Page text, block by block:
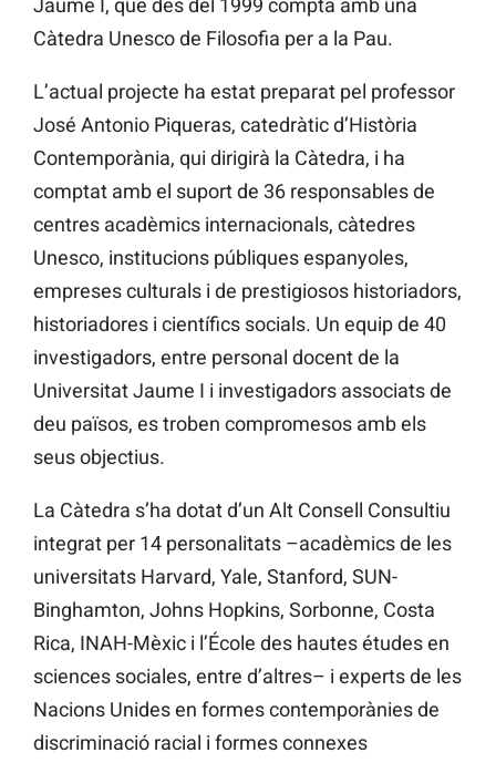
Jaume I, que des del 1999 compta amb una
Càtedra Unesco de Filosofia per a la Pau.
L’actual projecte ha estat preparat pel professor
José Antonio Piqueras, catedràtic d’Història
Contemporània, qui dirigirà la Càtedra, i ha
comptat amb el suport de 36 responsables de
centres acadèmics internacionals, càtedres
Unesco, institucions públiques espanyoles,
empreses culturals i de prestigiosos historiadors,
historiadores i científics socials. Un equip de 40
investigadors, entre personal docent de la
Universitat Jaume I i investigadors associats de
deu països, es troben compromesos amb els
seus objectius.
La Càtedra s’ha dotat d’un Alt Consell Consultiu
integrat per 14 personalitats –acadèmics de les
universitats Harvard, Yale, Stanford, SUN-
Binghamton, Johns Hopkins, Sorbonne, Costa
Rica, INAH-Mèxic i l’École des hautes études en
sciences sociales, entre d’altres– i experts de les
Nacions Unides en formes contemporànies de
discriminació racial i formes connexes